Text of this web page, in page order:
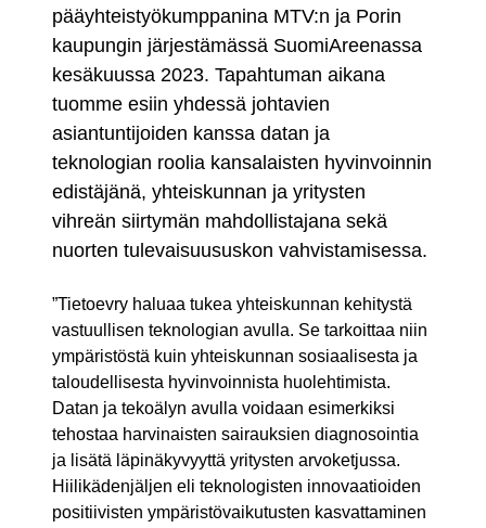
pääyhteistyökumppanina MTV:n ja Porin
kaupungin järjestämässä SuomiAreenassa
kesäkuussa 2023. Tapahtuman aikana
tuomme esiin yhdessä johtavien
asiantuntijoiden kanssa datan ja
teknologian roolia kansalaisten hyvinvoinnin
edistäjänä, yhteiskunnan ja yritysten
vihreän siirtymän mahdollistajana sekä
nuorten tulevaisuususkon vahvistamisessa.
”Tietoevry haluaa tukea yhteiskunnan kehitystä
vastuullisen teknologian avulla. Se tarkoittaa niin
ympäristöstä kuin yhteiskunnan sosiaalisesta ja
taloudellisesta hyvinvoinnista huolehtimista.
Datan ja tekoälyn avulla voidaan esimerkiksi
tehostaa harvinaisten sairauksien diagnosointia
ja lisätä läpinäkyvyyttä yritysten arvoketjussa.
Hiilikädenjäljen eli teknologisten innovaatioiden
positiivisten ympäristövaikutusten kasvattaminen